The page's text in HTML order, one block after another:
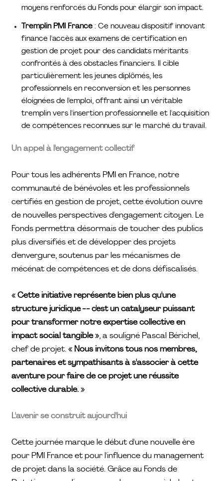
moyens renforcés du Fonds pour élargir son impact.
Tremplin PMI France: Ce nouveau dispositif innovant
finance l'accès aux examens de certification en
gestion de projet pour des candidats méritants
confrontés à des obstacles financiers. Il cible
particulièrement les jeunes diplômés, les
professionnels en reconversion et les personnes
éloignées de l'emploi, offrant ainsi un véritable
tremplin vers l'insertion professionnelle et l'acquisition
de compétences reconnues sur le marché du travail.
Un appel à l'engagement collectif
Pour tous les adhérents PMI en France, notre
communauté de bénévoles et les professionnels
certifiés en gestion de projet, cette évolution ouvre
de nouvelles perspectives d'engagement citoyen. Le
Fonds permettra désormais de toucher des publics
plus diversifiés et de développer des projets
d'envergure, soutenus par les mécanismes de
mécénat de compétences et de dons défiscalisés.
« Cette initiative représente bien plus qu'une
structure juridique -- c'est un catalyseur puissant
pour transformer notre expertise collective en
impact social tangible », a souligné Pascal Bérichel,
chef de projet. « Nous invitons tous nos membres,
partenaires et sympathisants à s'associer à cette
aventure pour faire de ce projet une réussite
collective durable. »
L'avenir se construit aujourd'hui
Cette journée marque le début d'une nouvelle ère
pour PMI France et pour l'influence du management
de projet dans la société. Grâce au Fonds de